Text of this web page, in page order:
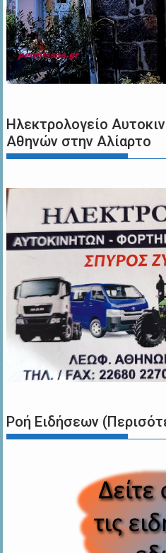
Ηλεκτρολογείο
Αθηνών στην Αλίαρτο
Ροή Ειδήσεων